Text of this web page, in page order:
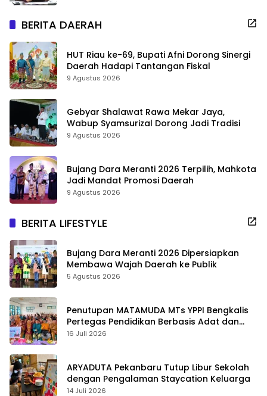
BERITA DAERAH
HUT Riau ke-69, Bupati Afni Dorong Sinergi
Daerah Hadapi Tantangan Fiskal
9 Agustus 2026
Gebyar Shalawat Rawa Mekar Jaya,
Wabup Syamsurizal Dorong Jadi Tradisi
9 Agustus 2026
Bujang Dara Meranti 2026 Terpilih, Mahkota
Jadi Mandat Promosi Daerah
9 Agustus 2026
BERITA LIFESTYLE
Bujang Dara Meranti 2026 Dipersiapkan
Membawa Wajah Daerah ke Publik
5 Agustus 2026
Penutupan MATAMUDA MTs YPPI Bengkalis
Pertegas Pendidikan Berbasis Adat dan
Karakter
16 Juli 2026
ARYADUTA Pekanbaru Tutup Libur Sekolah
dengan Pengalaman Staycation Keluarga
14 Juli 2026